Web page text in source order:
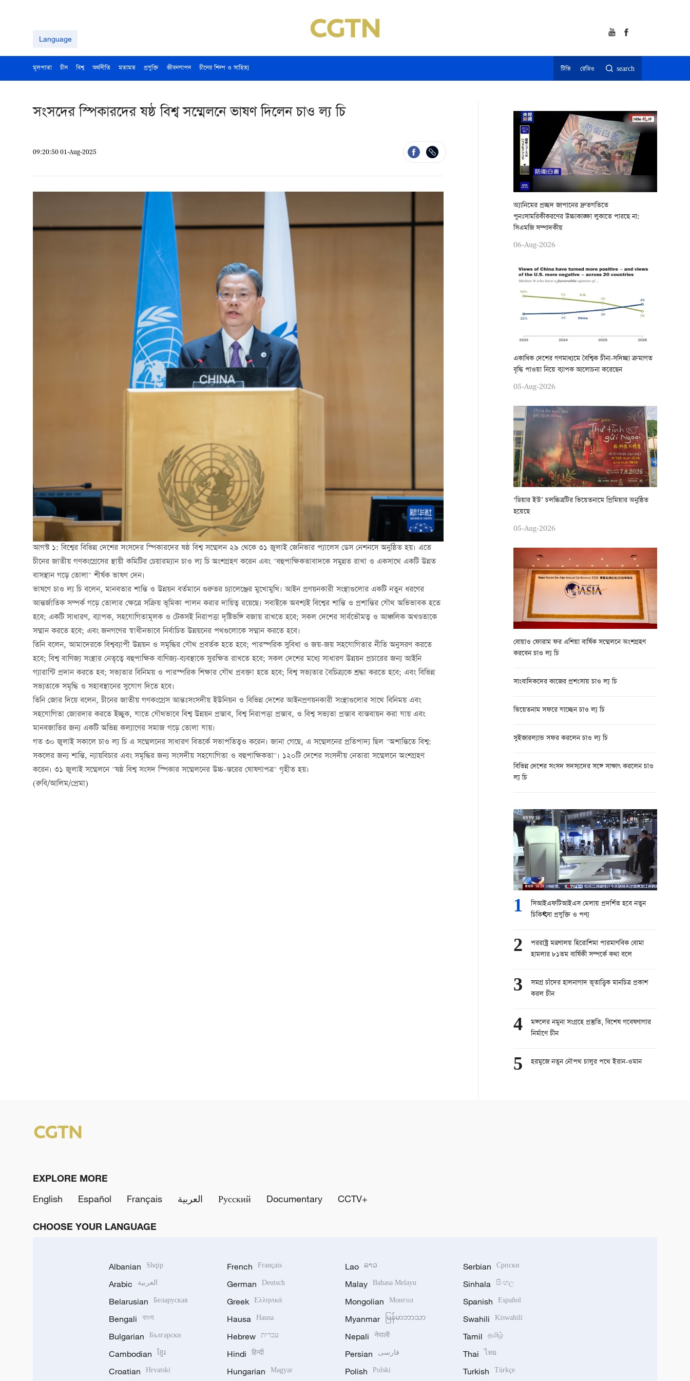
Language
মূলপাতা চীন বিশ্ব অর্থনীতি মতামত প্রযুক্তি জীবনযাপন চীনের শিল্প ও সাহিত্য টিভি রেডিও search
সংসদের স্পিকারদের ষষ্ঠ বিশ্ব সম্মেলনে ভাষণ দিলেন চাও ল্য চি
09:20:50 01-Aug-2025
আগস্ট ১: বিশ্বের বিভিন্ন দেশের সংসদের স্পিকারদের ষষ্ঠ বিশ্ব সম্মেলন ২৯ থেকে ৩১ জুলাই জেনিভার প্যালেস ডেস নেশনসে অনুষ্ঠিত হয়। এতে
চীনের জাতীয় গণকংগ্রেসের স্থায়ী কমিটির চেয়ারম্যান চাও ল্য চি অংশগ্রহণ করেন এবং "বহুপাক্ষিকতাবাদকে সমুন্নত রাখা ও একসাথে একটি উন্নত
বাসস্থান গড়ে তোলা" শীর্ষক ভাষণ দেন।
ভাষণে চাও ল্য চি বলেন, মানবতার শান্তি ও উন্নয়ন বর্তমানে গুরুতর চ্যালেঞ্জের মুখোমুখি। আইন প্রণয়নকারী সংস্থাগুলোর একটি নতুন ধরণের
আন্তর্জাতিক সম্পর্ক গড়ে তোলার ক্ষেত্রে সক্রিয় ভূমিকা পালন করার দায়িত্ব রয়েছে। সবাইকে অবশ্যই বিশ্বের শান্তি ও প্রশান্তির যৌথ অভিভাবক হতে
হবে; একটি সাধারণ, ব্যাপক, সহযোগিতামূলক ও টেকসই নিরাপত্তা দৃষ্টিভঙ্গি বজায় রাখতে হবে; সকল দেশের সার্বভৌমত্ব ও আঞ্চলিক অখণ্ডতাকে
সম্মান করতে হবে; এবং জনগণের স্বাধীনভাবে নির্বাচিত উন্নয়নের পথগুলোকে সম্মান করতে হবে।
তিনি বলেন, আমাদেরকে বিশ্বব্যাপী উন্নয়ন ও সমৃদ্ধির যৌথ প্রবর্তক হতে হবে; পারস্পরিক সুবিধা ও জয়-জয় সহযোগিতার নীতি অনুসরণ করতে
হবে; বিশ্ব বাণিজ্য সংস্থার নেতৃত্বে বহুপাক্ষিক বাণিজ্য-ব্যবস্থাকে সুরক্ষিত রাখতে হবে; সকল দেশের মধ্যে সাধারণ উন্নয়ন প্রচারের জন্য আইনি
গ্যারান্টি প্রদান করতে হব; সভ্যতার বিনিময় ও পারস্পরিক শিক্ষার যৌথ প্রবক্তা হতে হবে; বিশ্ব সভ্যতার বৈচিত্র্যকে শ্রদ্ধা করতে হবে; এবং বিভিন্ন
সভ্যতাকে সমৃদ্ধি ও সহাবস্থানের সুযোগ দিতে হবে।
তিনি জোর দিয়ে বলেন, চীনের জাতীয় গণকংগ্রেস আন্তঃসংসদীয় ইউনিয়ন ও বিভিন্ন দেশের আইনপ্রণয়নকারী সংস্থাগুলোর সাথে বিনিময় এবং
সহযোগিতা জোরদার করতে ইচ্ছুক, যাতে যৌথভাবে বিশ্ব উন্নয়ন প্রস্তাব, বিশ্ব নিরাপত্তা প্রস্তাব, ও বিশ্ব সভ্যতা প্রস্তাব বাস্তবায়ন করা যায় এবং
মানবজাতির জন্য একটি অভিন্ন কল্যাণের সমাজ গড়ে তোলা যায়।
গত ৩০ জুলাই সকালে চাও ল্য চি এ সম্মেলনের সাধারণ বিতর্কে সভাপতিত্বও করেন। জানা গেছে, এ সম্মেলনের প্রতিপাদ্য ছিল "অশান্তিতে বিশ্ব:
সকলের জন্য শান্তি, ন্যায়বিচার এবং সমৃদ্ধির জন্য সংসদীয় সহযোগিতা ও বহুপাক্ষিকতা"। ১২০টি দেশের সংসদীয় নেতারা সম্মেলনে অংশগ্রহণ
করেন। ৩১ জুলাই সম্মেলনে "ষষ্ঠ বিশ্ব সংসদ স্পিকার সম্মেলনের উচ্চ-স্তরের ঘোষণাপত্র" গৃহীত হয়।
(রুবি/আলিম/প্রেমা)
অ্যানিমের প্রচ্ছদ জাপানের দ্রুতগতিতে
পুনঃসামরিকীকরণের উচ্চাকাঙ্ক্ষা লুকাতে পারছে না:
সিএমজি সম্পাদকীয়
06-Aug-2026
একাধিক দেশের গণমাধ্যমে বৈশ্বিক চীনা-সদিচ্ছা ক্রমাগত
বৃদ্ধি পাওয়া নিয়ে ব্যাপক আলোচনা করেছেন
05-Aug-2026
‘ডিয়ার ইউ’ চলচ্চিত্রটির ভিয়েতনামে প্রিমিয়ার অনুষ্ঠিত
হয়েছে
05-Aug-2026
বোয়াও ফোরাম ফর এশিয়া বার্ষিক সম্মেলনে অংশগ্রহণ
করবেন চাও ল্য চি
সাংবাদিকদের কাজের প্রশংসায় চাও ল্য চি
ভিয়েতনাম সফরে যাচ্ছেন চাও ল্য চি
সুইজারল্যান্ড সফর করলেন চাও ল্য চি
বিভিন্ন দেশের সংসদ সদস্যদের সঙ্গে সাক্ষাৎ করলেন চাও
ল্য চি
1
সিআইএফটিআইএস মেলায় প্রদর্শিত হবে নতুন
চিকিৎসা প্রযুক্তি ও পণ্য
2
পররাষ্ট্র মন্ত্রণালয় হিরোশিমা পারমাণবিক বোমা
হামলার ৮১তম বার্ষিকী সম্পর্কে কথা বলে
3
সমগ্র চাঁদের হালনাগাদ ভূতাত্ত্বিক মানচিত্র প্রকাশ
করল চীন
4
মঙ্গলের নমুনা সংগ্রহে প্রস্তুতি, বিশেষ গবেষণাগার
নির্মাণে চীন
5 হরমুজে নতুন নৌপথ চালুর পথে ইরান-ওমান
EXPLORE MORE
English
Español Français العربية Русский Documentary CCTV+
CHOOSE YOUR LANGUAGE
Albanian Shqip
Arabic العربية
Belarusian Беларуская
Bengali বাংলা
Bulgarian Български
Cambodian ខ្មែរ
Croatian Hrvatski
French Français
German Deutsch
Greek Ελληνικά
Hausa Hausa
Hebrew עברית
Hindi हिन्दी
Hungarian Magyar
Lao ລາວ
Malay Bahasa Melayu
Mongolian Монгол
Myanmar မြန်မာဘာသာ
Nepali नेपाली
Persian فارسی
Polish Polski
Serbian Српски
Sinhala සිංහල
Spanish Español
Swahili Kiswahili
Tamil தமிழ்
Thai ไทย
Turkish Türkçe